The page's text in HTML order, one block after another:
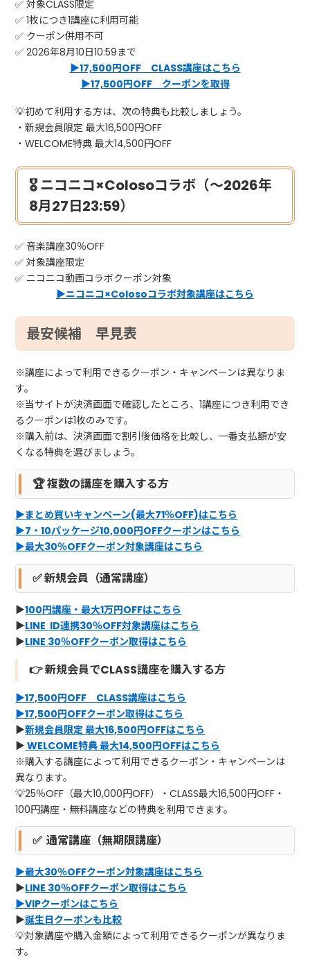
✅ 対象CLASS限定
✅ 1枚につき1講座に利用可能
✅ クーポン併用不可
✅ 2026年8月10日10:59まで
▶17,500円OFF CLASS講座はこちら
▶17,500円OFF クーポンを取得
💡初めて利用する方は、次の特典も比較しましょう。
・新規会員限定 最大16,500円OFF
・WELCOME特典 最大14,500円OFF
🎖 ニコニコ×Colosoコラボ（～2026年
8月27日23:59）
✅ 音楽講座30％OFF
✅ 対象講座限定
✅ ニコニコ動画コラボクーポン対象
▶ニコニコ×Colosoコラボ対象講座はこちら
最安候補 早見表
※講座によって利用できるクーポン・キャンペーンは異なりま
す。
※当サイトが決済画面で確認したところ、1講座につき利用でき
るクーポンは1枚のみです。
※購入前は、決済画面で割引後価格を比較し、一番支払額が安
くなる特典を選びましょう。
🏆 複数の講座を購入する方
▶まとめ買いキャンペーン(最大71％OFF)はこちら
▶7・10パッケージ10,000円OFFクーポンはこちら
▶最大30％OFFクーポン対象講座はこちら
✅新規会員（通常講座）
▶100円講座・最大1万円OFFはこちら
▶LINE ID連携30％OFF対象講座はこちら
▶LINE 30％OFFクーポン取得はこちら
👉 新規会員でCLASS講座を購入する方
▶17,500円OFF CLASS講座はこちら
▶17,500円OFFクーポン取得はこちら
▶新規会員限定 最大16,500円OFFはこちら
▶ WELCOME特典 最大14,500円OFFはこちら
※購入する講座によって利用できるクーポン・キャンペーンは
異なります。
💡25％OFF（最大10,000円OFF）・CLASS最大16,500円OFF・
100円講座・無料講座などの特典を利用できます。
✅ 通常講座（無期限講座）
▶最大30％OFFクーポン対象講座はこちら
▶LINE 30％OFFクーポン取得はこちら
▶VIPクーポンはこちら
▶誕生日クーポンも比較
💡対象講座や購入金額によって利用できるクーポンが異なりま
す。